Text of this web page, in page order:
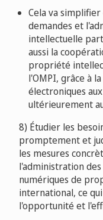
Cela va
demandes et
intellectuelle
aussi la
propriété
l'OMPI, grâce à
électroniques
ultérieurement
8) Étudier les
promptement et
les mesures
l'administration
numériques de
international, ce
l'opportunité et